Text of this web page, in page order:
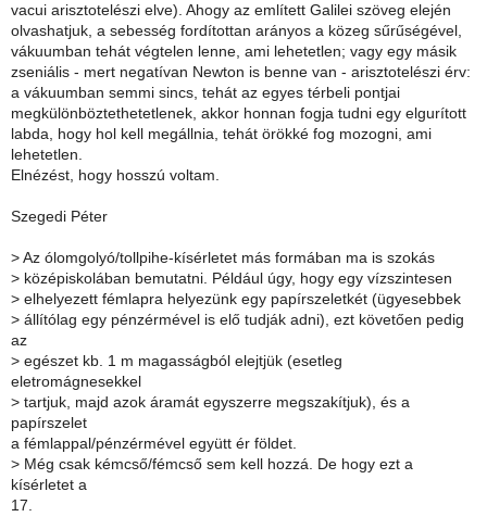
vacui arisztotelészi elve). Ahogy az említett Galilei szöveg elején
olvashatjuk, a sebesség fordítottan arányos a közeg sűrűségével,
vákuumban tehát végtelen lenne, ami lehetetlen; vagy egy másik
zseniális - mert negatívan Newton is benne van - arisztotelészi érv:
a vákuumban semmi sincs, tehát az egyes térbeli pontjai
megkülönböztethetetlenek, akkor honnan fogja tudni egy elgurított
labda, hogy hol kell megállnia, tehát örökké fog mozogni, ami
lehetetlen.
Elnézést, hogy hosszú voltam.
Szegedi Péter
> Az ólomgolyó/tollpihe-kísérletet más formában ma is szokás
> középiskolában bemutatni. Például úgy, hogy egy vízszintesen
> elhelyezett fémlapra helyezünk egy papírszeletkét (ügyesebbek
> állítólag egy pénzérmével is elő tudják adni), ezt követően pedig
az
> egészet kb. 1 m magasságból elejtjük (esetleg
eletromágnesekkel
> tartjuk, majd azok áramát egyszerre megszakítjuk), és a
papírszelet
a fémlappal/pénzérmével együtt ér földet.
> Még csak kémcső/fémcső sem kell hozzá. De hogy ezt a
kísérletet a
17.